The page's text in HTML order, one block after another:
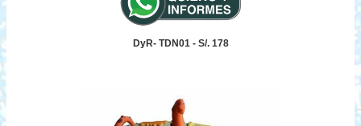
DyR- TDN01 - S/. 178